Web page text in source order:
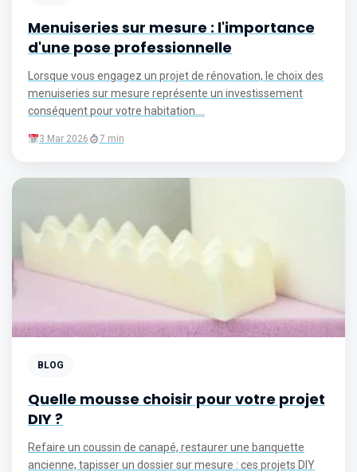
Menuiseries sur mesure : l'importance
d'une pose professionnelle
Lorsque vous engagez un projet de rénovation, le choix des
menuiseries sur mesure représente un investissement
conséquent pour votre habitation....
3 Mar 2026 7 min
BLOG
Quelle mousse choisir pour votre projet
DIY ?
Refaire un coussin de canapé, restaurer une banquette
ancienne, tapisser un dossier sur mesure : ces projets DIY